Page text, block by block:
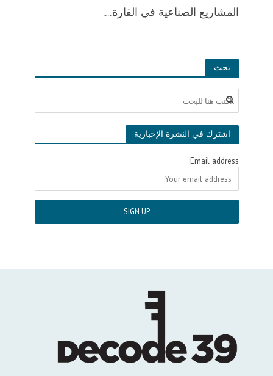
المشاريع الصناعية في القارة....
بحث
اشترك في النشرة الإخبارية
Email address: